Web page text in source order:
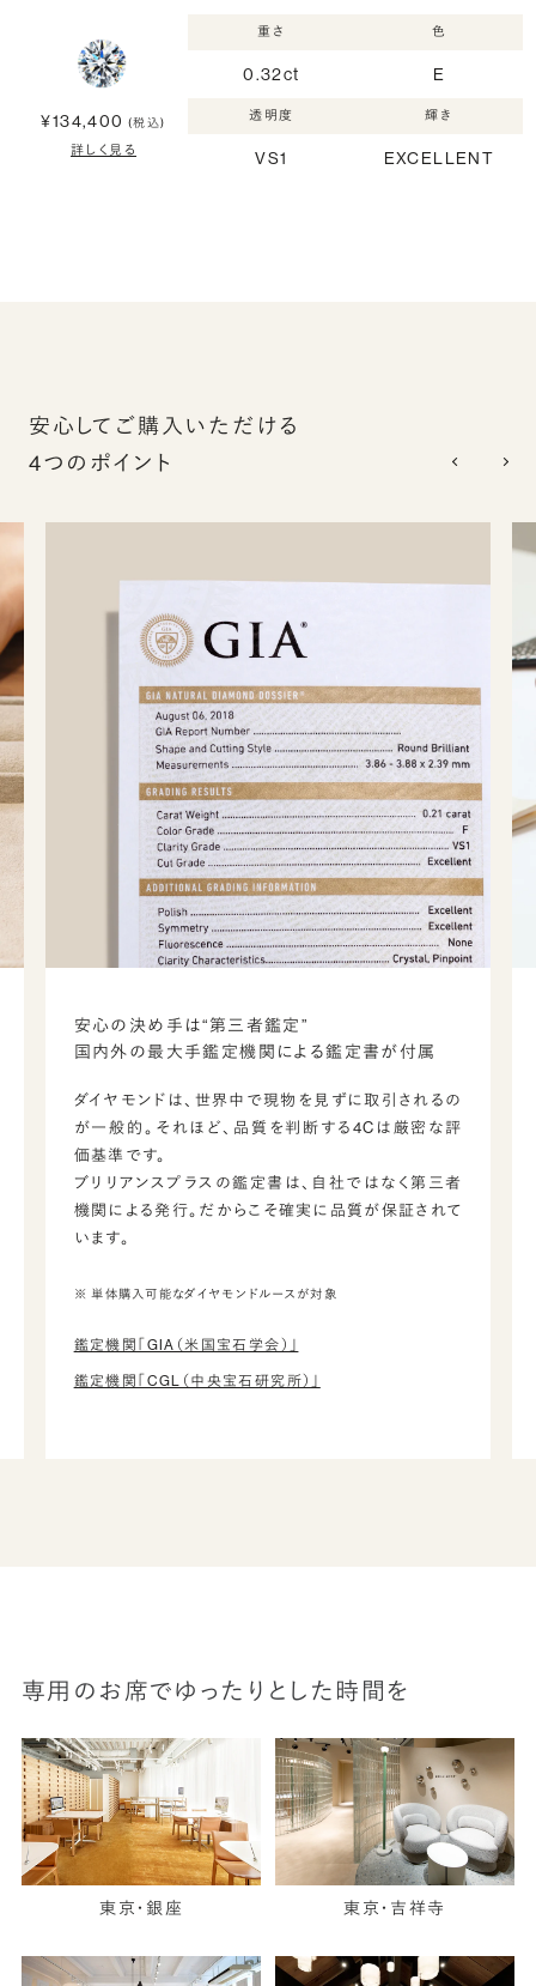
¥134,400 (税込)
詳しく見る
重さ
0.32ct
色
E
透明度
VS1
輝き
EXCELLENT
安心してご購入いただける
4つのポイント
安心の決め手は“第三者鑑定”
国内外の最大手鑑定機関による鑑定書が付属
ダイヤモンドは、世界中で現物を見ずに取引されるの
が一般的。それほど、品質を判断する4Cは厳密な評
価基準です。
ブリリアンスプラスの鑑定書は、自社ではなく第三者
機関による発行。だからこそ確実に品質が保証されて
います。
※ 単体購入可能なダイヤモンドルースが対象
鑑定機関「GIA（米国宝石学会）」
鑑定機関「CGL（中央宝石研究所）」
専用のお席でゆったりとした時間を
東京・銀座 東京・吉祥寺